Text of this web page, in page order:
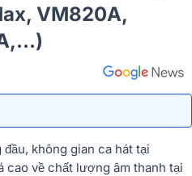
VM820A,
không gian ca hát tại
cao về chất lượng âm thanh tại